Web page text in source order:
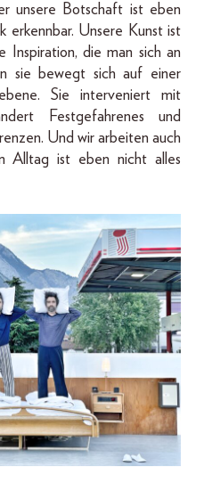
unsere Botschaft ist eben
erkennbar. Unsere Kunst ist
Inspiration, die man sich an
sie bewegt sich auf einer
Sie interveniert mit
Festgefahrenes und
Und wir arbeiten auch
Alltag ist eben nicht alles